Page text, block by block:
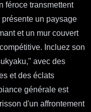
féroce transmettent
un paysage
et un mur couvert
Incluez son
avec des
et des éclats
générale est
d'un affrontement